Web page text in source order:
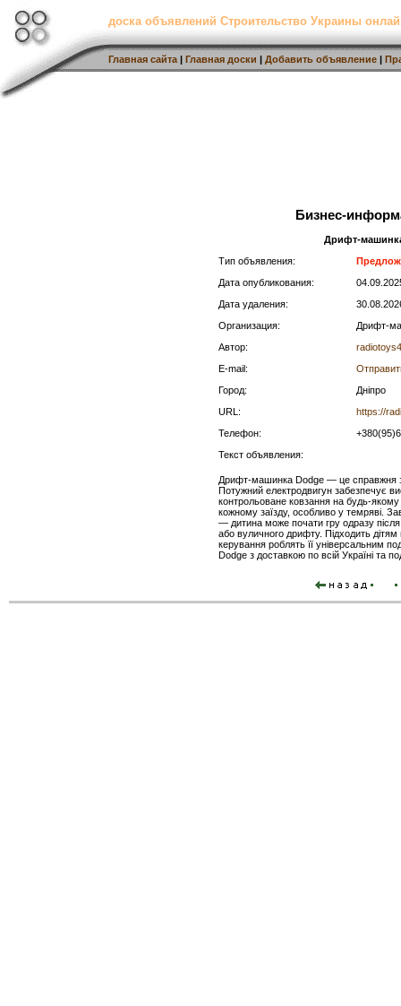
доска объявлений Строительство Украины
Главная сайта | Главная доски | Добавить объявление |
Бизнес-
Дрифт-
Тип объявления:
Дата опубликования:
Дата удаления:
Организация:
Дрифт-
Автор:
radiotoys4
E-mail:
Город:
Дніпро
URL:
https://
Телефон:
Текст объявления:
Дрифт-машинка Dodge — це справжня
Потужний електродвигун забезпечує
контрольоване ковзання на будь-якому
кожному заїзду, особливо у темряві.
— дитина може почати гру одразу
або вуличного дрифту. Підходить дітям
керування роблять її універсальним
Dodge з доставкою по всій Україні та